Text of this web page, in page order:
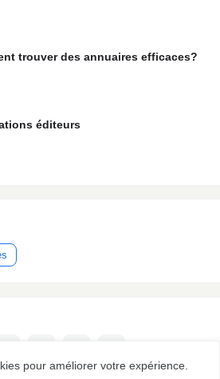
trouver des annuaires efficaces?
éditeurs
pour améliorer votre expérience.